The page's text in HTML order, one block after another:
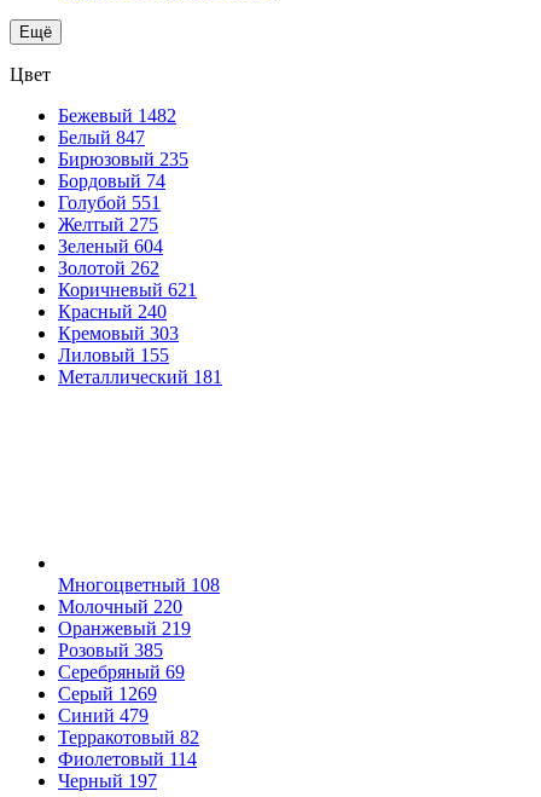
Ещё
Цвет
Бежевый 1482
Белый 847
Бирюзовый 235
Бордовый 74
Голубой 551
Желтый 275
Зеленый 604
Золотой 262
Коричневый 621
Красный 240
Кремовый 303
Лиловый 155
Металлический 181
Многоцветный 108
Молочный 220
Оранжевый 219
Розовый 385
Серебряный 69
Серый 1269
Синий 479
Терракотовый 82
Фиолетовый 114
Черный 197